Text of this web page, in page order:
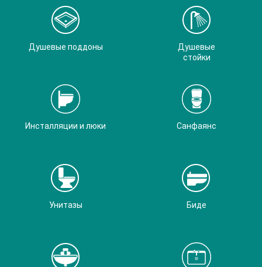
Душевые поддоны
Душевые
стойки
Инсталляции и люки Санфаянс
Унитазы Биде